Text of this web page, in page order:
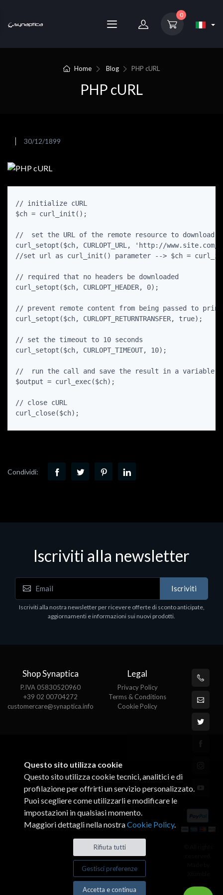
0
Home Blog PHP cURL
PHP cURL
30/12/1899
// initialize cURL
$ch = curl_init();
//  set the URL of the remote resource to download
curl_setopt($ch, CURLOPT_URL, 'http://
//set url as curl_init() parameter --> $ch =
// required that no headers be downloaded
curl_setopt($ch, CURLOPT_HEADER, 0);
// prevent remote content from being passed to print
curl_setopt($ch, CURLOPT_RETURNTRANSFER, true);
// set the timeout to 10 seconds
curl_setopt($ch, CURLOPT_TIMEOUT, 10);
//  run the call and save the result in a variable
$output = curl_exec($ch);
// close cURL
curl_close($ch);
Condividi:
Iscriviti alla newsletter
Iscriviti
Iscriviti alla nostra newsletter per ricevere offerte di sconto anticipate,
aggiornamenti e informazioni sui nuovi prodotti.
Shop Synaptica
P.IVA 05830520960
+39 02 00704272
customercare@synaptica.info
Legal
Privacy Policy
Terms & Conditions
Cookie Policy
Questo sito utilizza cookie
Questo sito utilizza cookie tecnici, analitici e di
profilazione per offrirti un servizio personalizzato.
Puoi scegliere come utilizzarli e modificare le
impostazioni in qualsiasi momento.
Maggiori dettagli nella nostraCookie Policy.
Rifiuta tutti
Gestisci preferenze
Accetta e continua